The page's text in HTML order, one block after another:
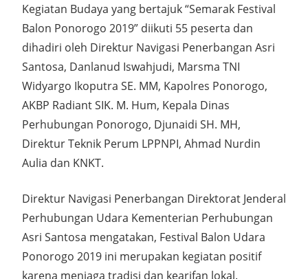
Kegiatan Budaya yang bertajuk “Semarak Festival
Balon Ponorogo 2019” diikuti 55 peserta dan
dihadiri oleh Direktur Navigasi Penerbangan Asri
Santosa, Danlanud Iswahjudi, Marsma TNI
Widyargo Ikoputra SE. MM, Kapolres Ponorogo,
AKBP Radiant SIK. M. Hum, Kepala Dinas
Perhubungan Ponorogo, Djunaidi SH. MH,
Direktur Teknik Perum LPPNPI, Ahmad Nurdin
Aulia dan KNKT.
Direktur Navigasi Penerbangan Direktorat Jenderal
Perhubungan Udara Kementerian Perhubungan
Asri Santosa mengatakan, Festival Balon Udara
Ponorogo 2019 ini merupakan kegiatan positif
karena menjaga tradisi dan kearifan lokal.